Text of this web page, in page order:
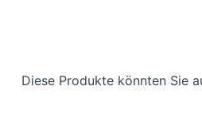
Diese Produkte könnten Sie